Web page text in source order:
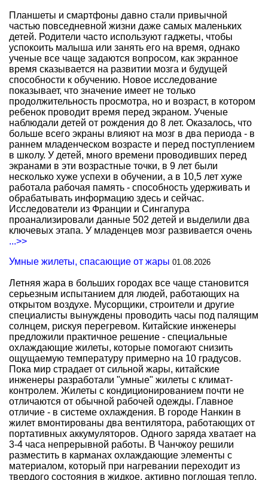
Планшеты и смартфоны давно стали привычной
частью повседневной жизни даже самых маленьких
детей. Родители часто используют гаджеты, чтобы
успокоить малыша или занять его на время, однако
ученые все чаще задаются вопросом, как экранное
время сказывается на развитии мозга и будущей
способности к обучению. Новое исследование
показывает, что значение имеет не только
продолжительность просмотра, но и возраст, в котором
ребенок проводит время перед экраном. Ученые
наблюдали детей от рождения до 8 лет. Оказалось, что
больше всего экраны влияют на мозг в два периода - в
раннем младенческом возрасте и перед поступлением
в школу. У детей, много времени проводивших перед
экранами в эти возрастные точки, в 9 лет были
несколько хуже успехи в обучении, а в 10,5 лет хуже
работала рабочая память - способность удерживать и
обрабатывать информацию здесь и сейчас.
Исследователи из Франции и Сингапура
проанализировали данные 502 детей и выделили два
ключевых этапа. У младенцев мозг развивается очень
...>>
Умные жилеты, спасающие от жары 01.08.2026
Летняя жара в больших городах все чаще становится
серьезным испытанием для людей, работающих на
открытом воздухе. Мусорщики, строители и другие
специалисты вынуждены проводить часы под палящим
солнцем, рискуя перегревом. Китайские инженеры
предложили практичное решение - специальные
охлаждающие жилеты, которые помогают снизить
ощущаемую температуру примерно на 10 градусов.
Пока мир страдает от сильной жары, китайские
инженеры разработали "умные" жилеты с климат-
контролем. Жилеты с кондиционированием почти не
отличаются от обычной рабочей одежды. Главное
отличие - в системе охлаждения. В городе Нанкин в
жилет вмонтированы два вентилятора, работающих от
портативных аккумуляторов. Одного заряда хватает на
3-4 часа непрерывной работы. В Чанчжоу решили
разместить в карманах охлаждающие элементы с
материалом, который при нагревании переходит из
твердого состояния в жидкое, активно поглощая тепло.